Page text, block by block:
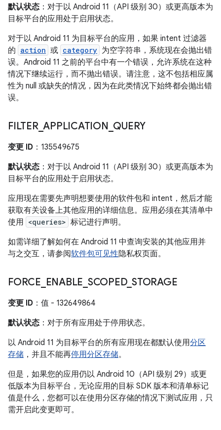
默认状态 ：对于以 Android 11（API 级别 30）或更高版本为
目标平台的应用处于启用状态。
对于以 Android 11 为目标平台的应用，如果 intent 过滤器
的 action 或 category 为空字符串，系统现在会抛出错
误。Android 11 之前的平台中有一个错误，允许系统在这种
情况下继续运行，而不抛出错误。请注意，这不包括相应属
性为 null 或缺失的情况，因为在此类情况下始终都会抛出错
误。
FILTER_APPLICATION QUERY
变更 ID ：135549675
默认状态 ：对于以 Android 11（API 级别 30）或更高版本为
目标平台的应用处于启用状态。
应用现在需要先声明想要使用的软件包和 intent，然后才能
获取有关设备上其他应用的详细信息。应用必须在其清单中
使用 <queries> 标记进行声明。
如需详细了解如何在 Android 11 中查询安装的其他应用并
与之交互，请参阅软件包可见性隐私权页面。
FORCE ENABLE SCOPED_ STORAGE
变更 ID ：值 - 132649864
默认状态 ：对于所有应用处于停用状态。
以 Android 11 为目标平台的所有应用现在都默认使用分区
存储 ，并且不能再停用分区存储。
但是，如果您的应用仍以 Android 10（API 级别 29）或更
低版本为目标平台，无论应用的目标 SDK 版本和清单标记
值是什么，您都可以在使用分区存储的情况下测试应用，只
需开启此变更即可。